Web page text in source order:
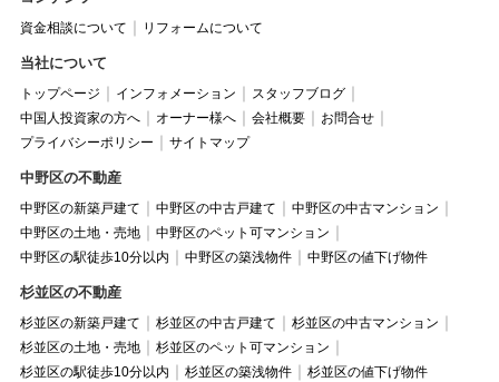
資金相談について リフォームについて
当社について
トップページ インフォメーション
スタッフブログ
中国人投資家の方へ
オーナー様へ 会社概要
お問合せ
プライバシーポリシー
サイトマップ
中野区の不動産
中野区の新築戸建て 中野区の中古戸建て
中野区の中古マンション
中野区の土地・売地
中野区のペット可マンション
中野区の駅徒歩10分以内
中野区の築浅物件 中野区の値下げ物件
杉並区の不動産
杉並区の新築戸建て 杉並区の中古戸建て
杉並区の中古マンション
杉並区の土地・売地
杉並区のペット可マンション
杉並区の駅徒歩10分以内
杉並区の築浅物件 杉並区の値下げ物件